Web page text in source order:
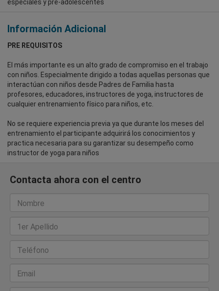
especiales y pre-adolescentes
Información Adicional
PRE REQUISITOS
El más importante es un alto grado de compromiso en el trabajo
con niños. Especialmente dirigido a todas aquellas personas que
interactúan con niños desde Padres de Familia hasta
profesores, educadores, instructores de yoga, instructores de
cualquier entrenamiento físico para niños, etc.
No se requiere experiencia previa ya que durante los meses del
entrenamiento el participante adquirirá los conocimientos y
practica necesaria para su garantizar su desempeño como
instructor de yoga para niños
Contacta ahora con el centro
Nombre
1er Apellido
Teléfono
Email